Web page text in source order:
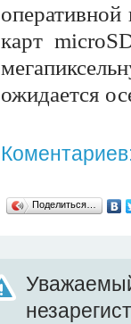
карт
ожидается
Поделиться…